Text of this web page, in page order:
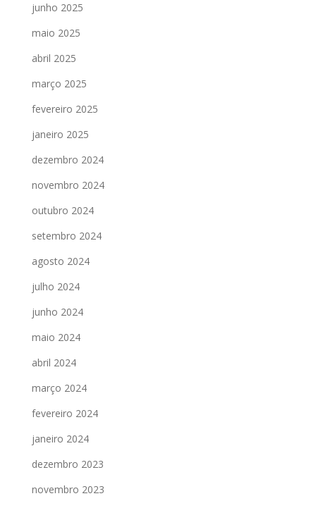
junho 2025
maio 2025
abril 2025
março 2025
fevereiro 2025
janeiro 2025
dezembro 2024
novembro 2024
outubro 2024
setembro 2024
agosto 2024
julho 2024
junho 2024
maio 2024
abril 2024
março 2024
fevereiro 2024
janeiro 2024
dezembro 2023
novembro 2023